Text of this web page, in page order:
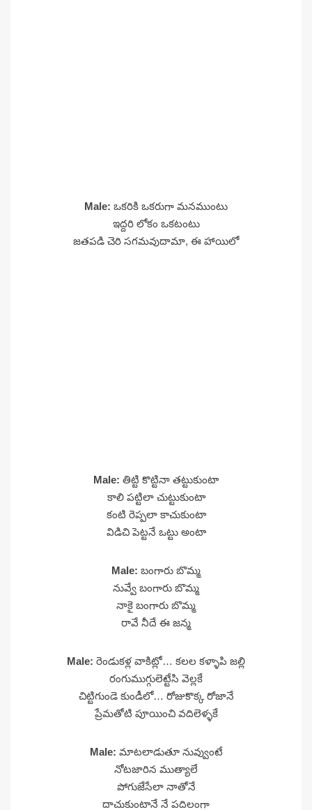
Male: ఒకరికి ఒకరుగా మనముంటు
ఇద్దరి లోకం ఒకటంటు
జతపడి చెరి సగమవుదామా, ఈ హాయిలో
Male: తిట్టి కొట్టినా తట్టుకుంటా
కాలి పట్టిలా చుట్టుకుంటా
కంటి రెప్పలా కాచుకుంటా
విడిచి పెట్టనే ఒట్టు అంటా
Male: బంగారు బొమ్మ
నువ్వే బంగారు బొమ్మ
నాకై బంగారు బొమ్మ
రావే నీదే ఈ జన్మ
Male: రెండుకళ్ల వాకిట్లో… కలల కళ్ళాపి జల్లి
రంగుముగ్గులెట్టేసి వెల్లకే
చిట్టిగుండె కుండీలో… రోజుకొక్క రోజానే
ప్రేమతోటి పూయించి వదిలెళ్ళకే
Male: మాటలాడుతూ నువ్వుంటే
నోటజారిన ముత్యాలే
పోగుజేసేలా నాతోనే
దాచుకుంటానే నే పదిలంగా